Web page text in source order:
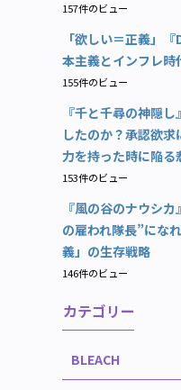
157件のビュー
「欲しい＝正義」
本主義とインフレ時
155件のビュー
『千と千尋の神隠
したのか？承認欲
力を持った時に陥る
153件のビュー
『風の谷のナウシ
の雇われ隊長”にな
義」の生存戦略
146件のビュー
カテゴリー
BLEACH